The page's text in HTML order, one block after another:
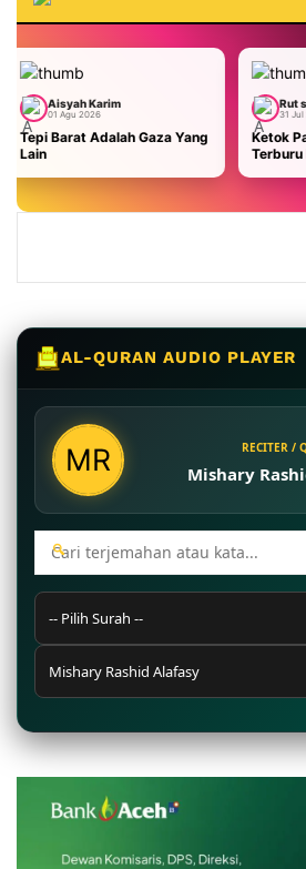
Gaza Yang
Ketok Palu MK, Jangan
AL-QURAN AUDIO PLAYER
RECITER /
Mishary